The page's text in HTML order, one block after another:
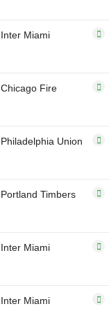
Inter Miami
Chicago Fire
Philadelphia Union
Portland Timbers
Inter Miami
Inter Miami